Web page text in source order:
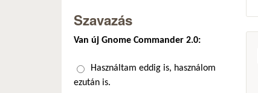
Szavazás
Van új Gnome Commander 2.0:
Választások
Használtam eddig is, használom
ezután is.